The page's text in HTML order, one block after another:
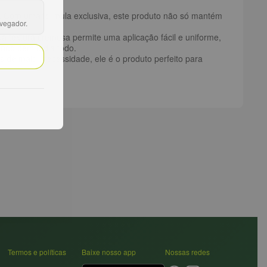
uma fórmula exclusiva, este produto não só mantém
textura cremosa permite uma aplicação fácil e uniforme,
bem o dia todo.
de maior necessidade, ele é o produto perfeito para
Termos e políticas
Baixe nosso app Nossas redes